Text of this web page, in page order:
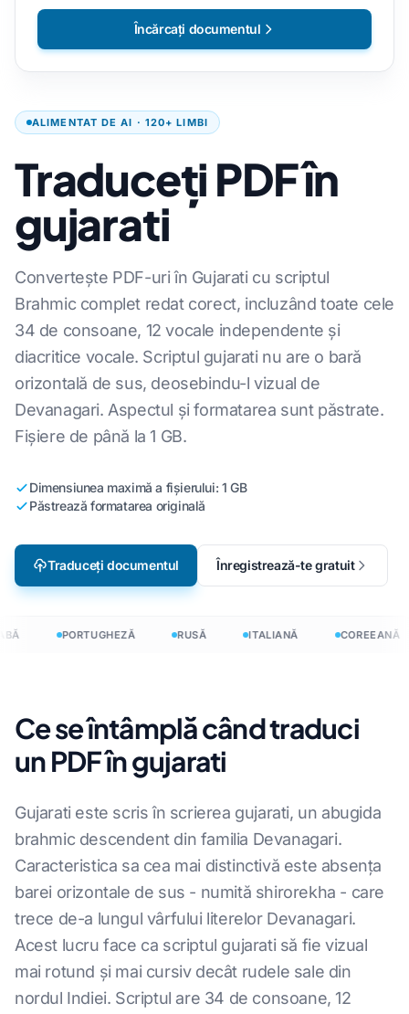
ALIMENTAT DE AI · 120+ LIMBI
Traduceți PDF în
gujarati
Convertește PDF-uri în Gujarati cu scriptul
Brahmic complet redat corect, incluzând toate cele
34 de consoane, 12 vocale independente și
diacritice vocale. Scriptul gujarati nu are o bară
orizontală de sus, deosebindu-l vizual de
Devanagari. Aspectul și formatarea sunt păstrate.
Fișiere de până la 1 GB.
Dimensiunea maximă a fișierului: 1 GB
Păstrează formatarea originală
Traduceți documentul Înregistrează-te gratuit
Încărcați documentul
PORTUGHEZĂ RUSĂ ITALIANĂ COREEANĂ
Ce se întâmplă când traduci
un PDF în gujarati
Gujarati este scris în scrierea gujarati, un abugida
brahmic descendent din familia Devanagari.
Caracteristica sa cea mai distinctivă este absența
barei orizontale de sus - numită shirorekha - care
trece de-a lungul vârfului literelor Devanagari.
Acest lucru face ca scriptul gujarati să fie vizual
mai rotund și mai cursiv decât rudele sale din
nordul Indiei. Scriptul are 34 de consoane, 12